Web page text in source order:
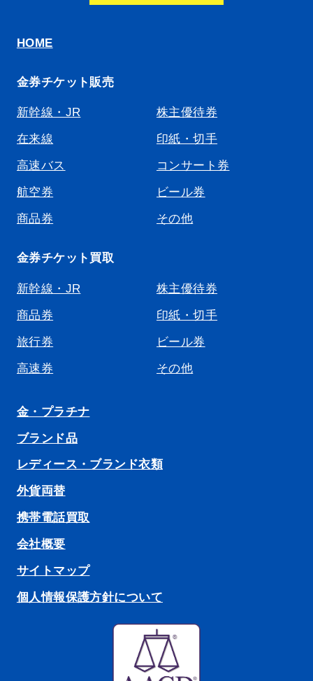
HOME
金券チケット販売
新幹線・JR
株主優待券
在来線
印紙・切手
高速バス
コンサート券
航空券
ビール券
商品券
その他
金券チケット買取
新幹線・JR
株主優待券
商品券
印紙・切手
旅行券
ビール券
高速券
その他
金・プラチナ
ブランド品
レディース・ブランド衣類
外貨両替
携帯電話買取
会社概要
サイトマップ
個人情報保護方針について